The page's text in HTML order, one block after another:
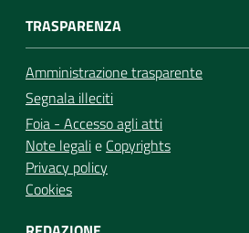
TRASPARENZA
Amministrazione trasparente
Segnala illeciti
Foia - Accesso agli atti
Note legalie Copyrights
Privacy policy
Cookies